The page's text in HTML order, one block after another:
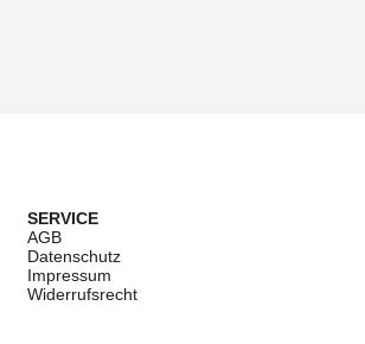
SERVICE
AGB
Datenschutz
Impressum
Widerrufsrecht